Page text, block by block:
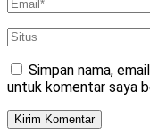
Simpan nama,
untuk komentar saya